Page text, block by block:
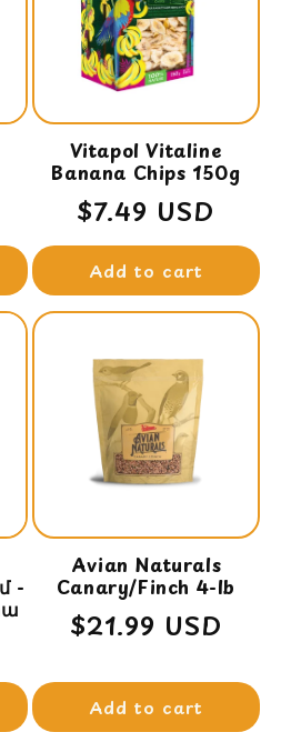
Vitapol Vitaline
Banana Chips 150g
Regular
price
$7.49 USD
Add to cart
-
Avian Naturals
Canary/Finch 4-lb
Regular
$21.99 USD
Add to cart